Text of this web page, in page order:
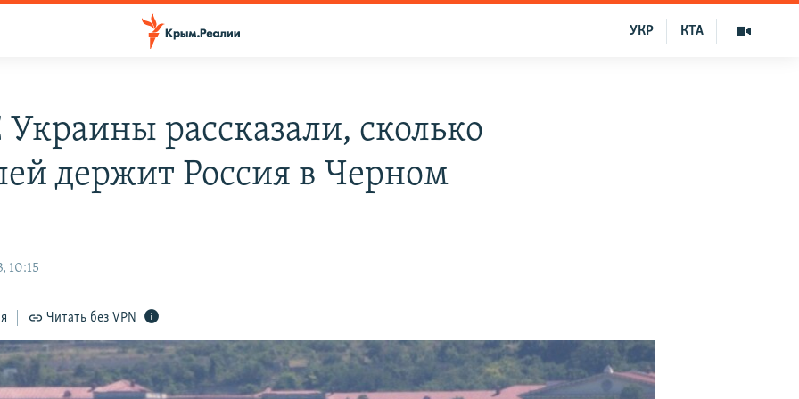
КТА
УКР
рассказали, сколько
держит Россия в Черном
10:15
Читать без VPN